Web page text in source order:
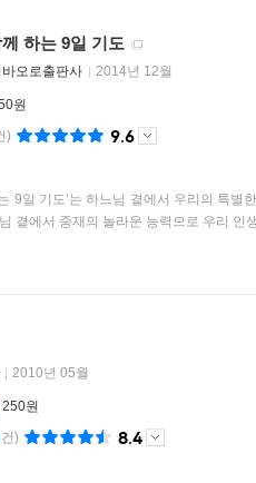
하는 9일 기도
오로출판사 2014년 12월
원
) 9.6
9일 기도’는 하느님 곁에서 우리의 특
곁에서 중재의 놀라운 능력으로 우리 인
2010년 05월
250원
건) 8.4